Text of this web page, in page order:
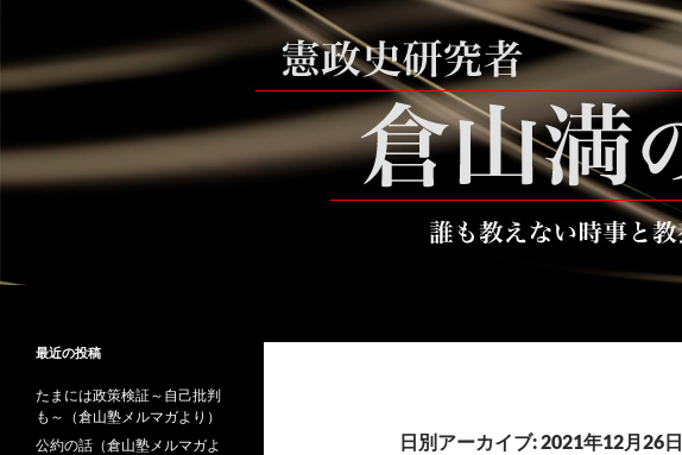
テ
ン
へ
ス
日別アーカイブ: 2021年12月26日
倉山満の砦～誰も教えない時事と教
最近の投稿
たまには政策検証～自己批判
も～（倉山塾メルマガより）
公約の話（倉山塾メルマガよ